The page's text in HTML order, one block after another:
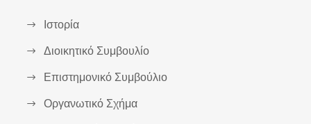
Ιστορία
Διοικητικό Συμβουλίο
Επιστημονικό Συμβούλιο
Οργανωτικό Σχήμα